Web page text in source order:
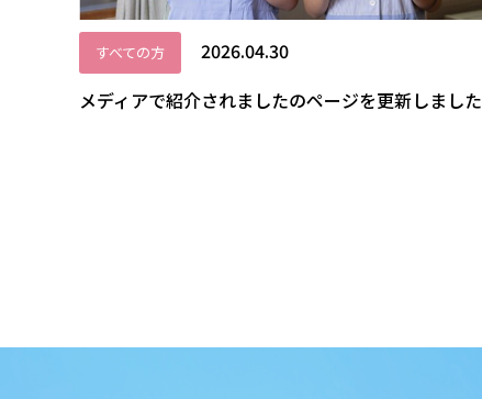
すべての方
2026.04.30
メディアで紹介されましたのページを更新しました